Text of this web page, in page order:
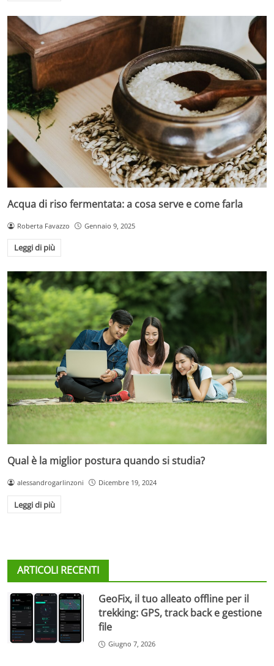
Acqua di riso fermentata: a cosa serve e come farla
Roberta Favazzo Gennaio 9, 2025
Leggi di più
Qual è la miglior postura quando si studia?
alessandrogarlinzoni Dicembre 19, 2024
Leggi di più
ARTICOLI RECENTI
GeoFix, il tuo alleato offline per il
trekking: GPS, track back e gestione
file
Giugno 7, 2026